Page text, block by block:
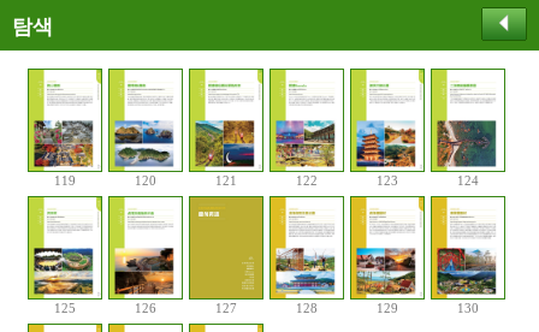
탐색
119 120 121 122 123 124
125 126 127 128 129 130